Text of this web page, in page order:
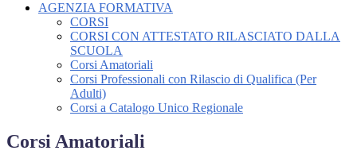
AGENZIA FORMATIVA
CORSI
CORSI CON ATTESTATO RILASCIATO DALLA
SCUOLA
Corsi Amatoriali
Corsi Professionali con Rilascio di Qualifica (Per
Adulti)
Corsi a Catalogo Unico Regionale
Corsi Amatoriali